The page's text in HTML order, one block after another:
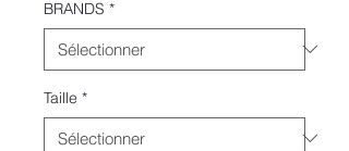
BRANDS *
Taille *